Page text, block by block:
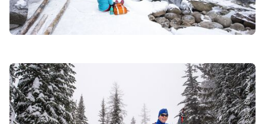
© Silver Star Mounta...